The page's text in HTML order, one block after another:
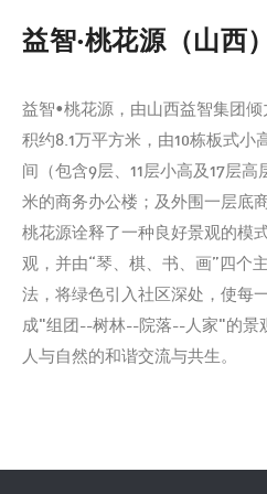
益智·桃花源（山西）
益智•桃花源，由山西益智集团
积约8.1万平方米，由10栋板式小
间（包含9层、11层小高及17层
米的商务办公楼；及外围一层底
桃花源诠释了一种良好景观的模
观，并由“琴、棋、书、画”四个
法，将绿色引入社区深处，使每
成"组团--树林--院落--人家"的景
人与自然的和谐交流与共生。